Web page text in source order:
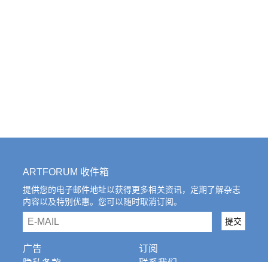
ARTFORUM 收件箱
提供您的电子邮件地址以获得更多相关资讯，定期了解杂志
内容以及特别优惠。您可以随时取消订阅。
email 提交
广告
订阅